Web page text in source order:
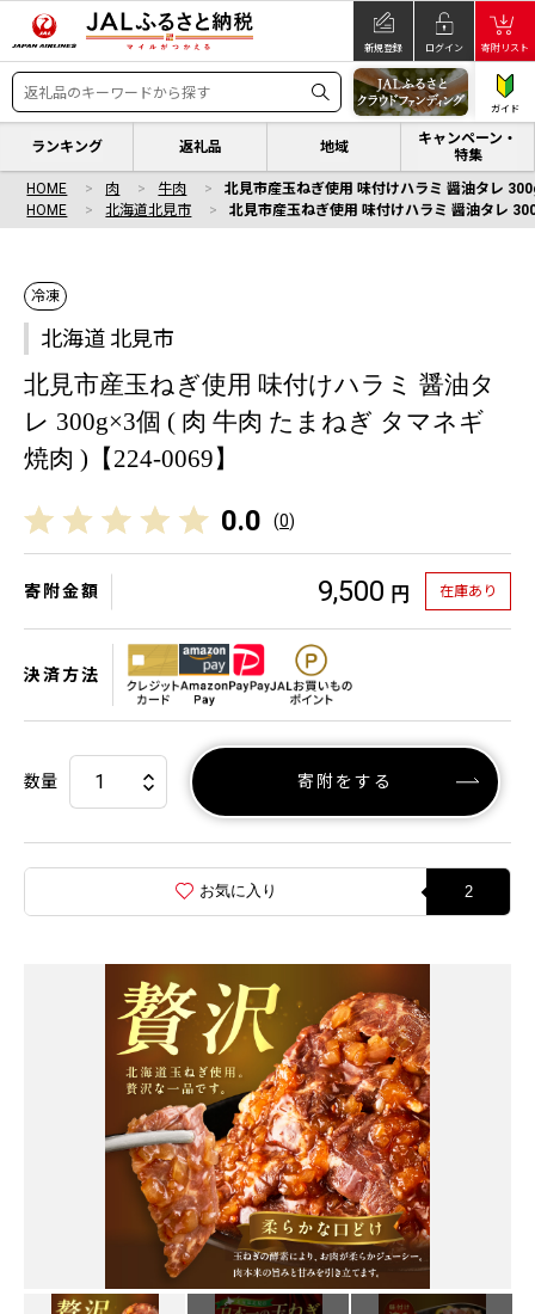
新規登録 ログイン 寄附リスト
ガイド
ランキング 返礼品 地域
キャンペーン・
特集
HOME 肉 牛肉
北見市産玉ねぎ使用 味付けハラミ 醤油タレ
HOME
北海道北見市 北見市産玉ねぎ使用 味付けハラミ 醤油タレ
冷凍
北海道 北見市
北見市産玉ねぎ使用 味付けハラミ 醤油タ
レ 300g×3個 ( 肉 牛肉 たまねぎ タマネギ
焼肉 )【224-0069】
0.0 (0)
寄附金額 9,500 円 在庫あり
決済方法
数量 寄附をする
お気に入り 2